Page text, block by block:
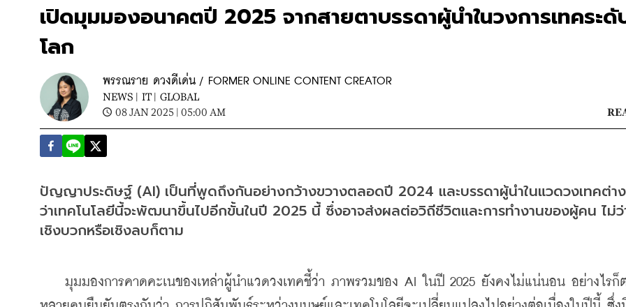
เปิดมุมมองอนาคตปี 2025 จากสายตาบรรดาผู้นำในวงการเทคระดั
โลก
พรรณราย ดวงดีเด่น / FORMER ONLINE CONTENT CREATOR
NEWS | IT | GLOBAL
08 JAN 2025 | 05:00 AM
ปัญญาประดิษฐ์ (AI) เป็นที่พูดถึงกันอย่างกว้างขวางตลอดปี 2024 และบรรดาผู้นำในแวดวงเทคต่า
ว่าเทคโนโลยีนี้จะพัฒนาขึ้นไปอีกขั้นในปี 2025 นี้ ซึ่งอาจส่งผลต่อวิถีชีวิตและการทำงานของผู้คน ไม่ว่
เชิงบวกหรือเชิงลบก็ตาม
มุมมองการคาดคะเนของเหล่าผู้นำแวดวงเทคชี้ว่า ภาพรวมของ AI ในปี 2025 ยังคงไม่แน่นอน อย่างไรก็